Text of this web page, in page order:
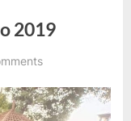
2019
on
–
Xplore